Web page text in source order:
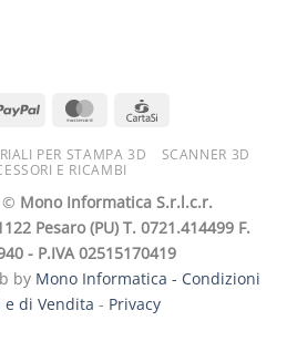
PER STAMPA 3D
SCANNER 3D
E RICAMBI
© Mono Informatica S.r.l.c.r.
Pesaro (PU) T. 0721.414499 F.
- P.IVA 02515170419
by Mono Informatica - Condizioni
e di Vendita - Privacy